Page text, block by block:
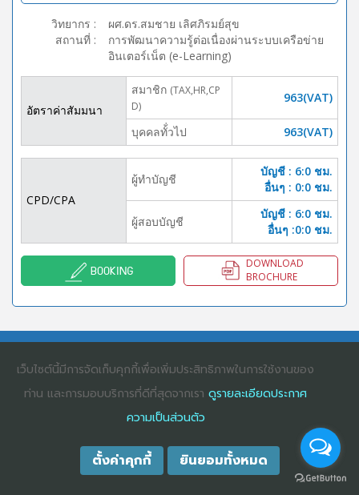
วิทยากร :
ผศ.ดร.สมชาย เลิศภิรมย์สุข
สถานที่ :
การพัฒนาความรู้ต่อเนื่องผ่านระบบเครือข่าย
อินเตอร์เน็ต (e-Learning)
อัตราค่าสัมมนา
สมาชิก (TAX,HR,CP
D)
963(VAT)
บุคคลทั้่วไป 963(VAT)
CPD/CPA
ผู้ทำบัญชี
บัญชี : 6:0 ชม.
อื่นๆ : 0:0 ชม.
ผู้สอบบัญชี
บัญชี : 6:0 ชม.
อื่นๆ :0:0 ชม.
BOOKING
DOWNLOAD
BROCHURE
RIGHTS RESERVED. E-COMMERCIAL REGISTRATION 0105529026680
เว็บไซต์นี้มีการจัดเก็บคุกกี้เพื่อเพิ่มประสิทธิภาพในการใช้งานของ
ท่าน และการมอบบริการที่ดีที่สุดจากเรา ดูรายละเอียดประกาศ
ความเป็นส่วนตัว
ตั้งค่าคุกกี้ ยินยอมทั้งหมด